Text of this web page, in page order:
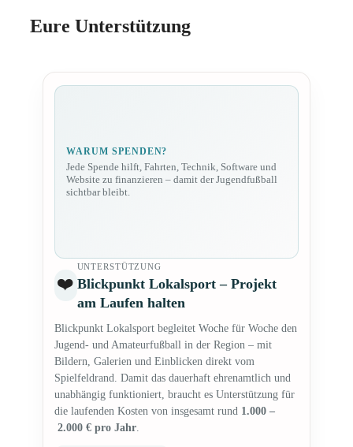
Eure Unterstützung
❤️
UNTERSTÜTZUNG
Blickpunkt Lokalsport – Projekt
am Laufen halten
Blickpunkt Lokalsport begleitet Woche für Woche den
Jugend- und Amateurfußball in der Region – mit
Bildern, Galerien und Einblicken direkt vom
Spielfeldrand. Damit das dauerhaft ehrenamtlich und
unabhängig funktioniert, braucht es Unterstützung für
die laufenden Kosten von insgesamt rund 1.000 –
2.000 € pro Jahr
WARUM SPENDEN?
Jede Spende hilft, Fahrten, Technik, Software und
Website zu finanzieren – damit der Jugendfußball
sichtbar bleibt.